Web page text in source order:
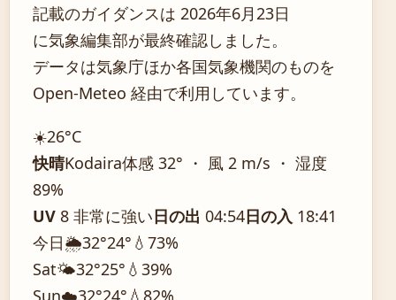
記載のガイダンスは 2026年6月23日
に気象編集部が最終確認しました。
データは気象庁ほか各国気象機関のものを
Open-Meteo 経由で利用しています。
☀️26°C
快晴Kodaira体感 32° ・ 風 2 m/s ・ 湿度
89%
UV 8 非常に強い日の出 04:54日の入 18:41
今日🌦️32°24° 💧73%
Sat🌤️32°25° 💧39%
Sun☁️32°24° 💧82%